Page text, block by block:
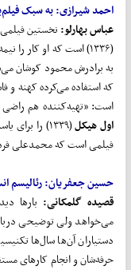
احمد شیرازی: به سبک
عباس بهارلو:نخستین فیلمی
(۱۳۳۶) است که او کار را
به برادرش محمود کوشان
که استفاده می‌کرده کهنه و
است: «تهیه‌کننده هم
اول هیکل
(۱۳۳۹) را
فیلمی است که محمدعلی
حسین جعفریان: رئالیسم
قصیده گلمکانی:بارها
می‌خواهد ولی توضیحی
دستیاران آن‌ها سال‌ها
حرفه‌شان و انجام کارهای